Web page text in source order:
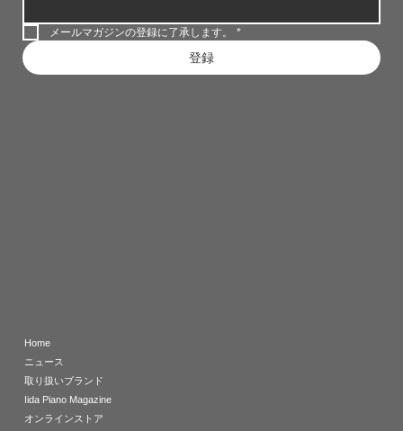
メールマガジンの登録に了承します。 *
登録
Home
ニュース
取り扱いブランド
Iida Piano Magazine
オンラインストア